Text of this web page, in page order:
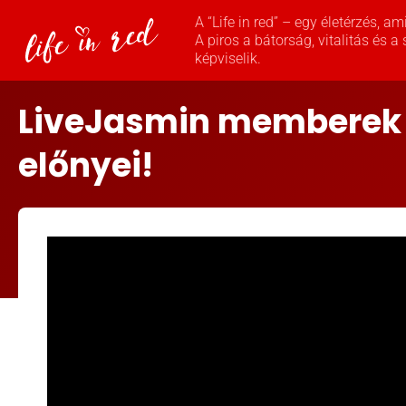
A “Life in red” – egy életérzés,
A piros a bátorság, vitalitás és a
képviselik.
LiveJasmin
előnyei!